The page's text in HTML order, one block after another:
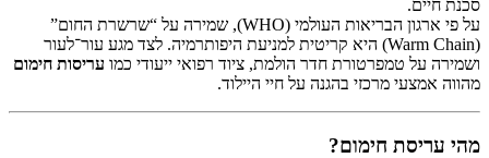
סכנת חיים.
על פי ארגון הבריאות העולמי (WHO), שמירה על “שרשרת החום”
(Warm Chain) היא קריטית למניעת היפותרמיה. לצד מגע עור־לעור
ושמירה על טמפרטורת חדר הולמת, ציוד רפואי ייעודי כמו עריסות חימום
מהווה אמצעי מרכזי בהגנה על חיי היילוד.
מהי עריסת חימום?